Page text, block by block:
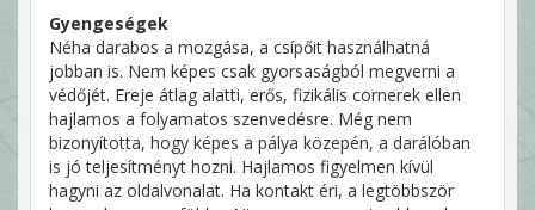
Gyengeségek
Néha darabos a mozgása, a csípőit használhatná
jobban is. Nem képes csak gyorsaságból megverni a
védőjét. Ereje átlag alatti, erős, fizikális cornerek ellen
hajlamos a folyamatos szenvedésre. Még nem
bizonyította, hogy képes a pálya közepén, a darálóban
is jó teljesítményt hozni. Hajlamos figyelmen kívül
hagyni az oldalvonalat. Ha kontakt éri, a legtöbbször